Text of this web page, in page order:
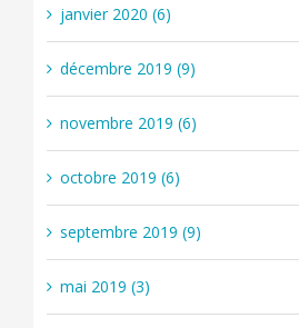
janvier 2020 (6)
décembre 2019 (9)
novembre 2019 (6)
octobre 2019 (6)
septembre 2019 (9)
mai 2019 (3)